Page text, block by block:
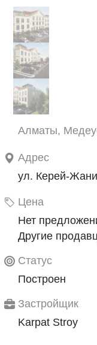
Алматы,
Адрес
ул. Керей-
Цена
Нет
Другие
Статус
Построен
Застройщик
Karpat Stroy